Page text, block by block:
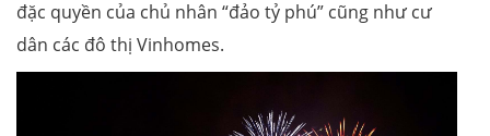
đặc quyền của chủ nhân “đảo tỷ phú” cũng như cư
dân các đô thị Vinhomes.